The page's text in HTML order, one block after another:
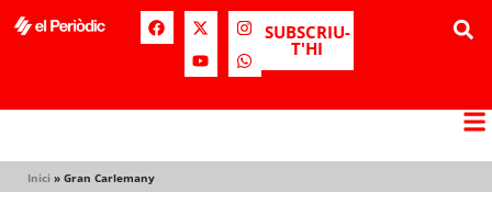
SUBSCRIU-
T'HI
Inici » Gran Carlemany